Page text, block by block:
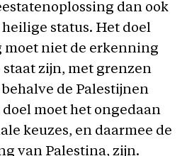
dan ook
status. Het doel
moet niet de erkenning
staat zijn, met grenzen
de Palestijnen
moet het ongedaan
keuzes, en daarmee de
van Palestina, zijn.